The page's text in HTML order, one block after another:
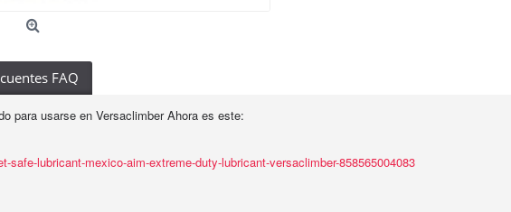
FAQ
para usarse en Versaclimber Ahora es este:
safe-lubricant-mexico-aim-extreme-duty-lubricant-versaclimber-858565004083